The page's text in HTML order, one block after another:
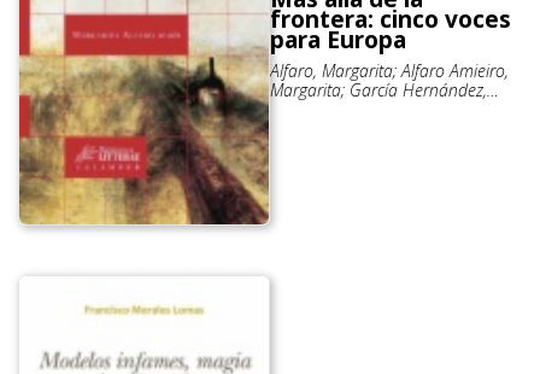
frontera: cinco voces
para Europa
Alfaro, Margarita; Alfaro Amieiro,
Margarita; García Hernández,